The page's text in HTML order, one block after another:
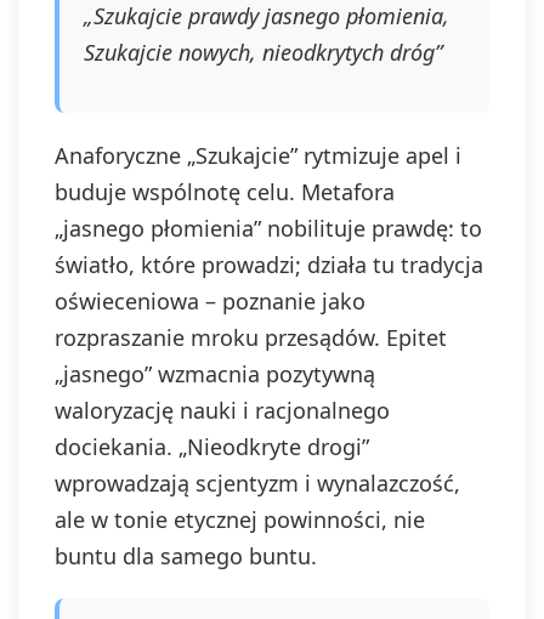
„Szukajcie prawdy jasnego płomienia,
Szukajcie nowych, nieodkrytych dróg”
Anaforyczne „Szukajcie” rytmizuje apel i
buduje wspólnotę celu. Metafora
„jasnego płomienia” nobilituje prawdę: to
światło, które prowadzi; działa tu tradycja
oświeceniowa – poznanie jako
rozpraszanie mroku przesądów. Epitet
„jasnego” wzmacnia pozytywną
waloryzację nauki i racjonalnego
dociekania. „Nieodkryte drogi”
wprowadzają scjentyzm i wynalazczość,
ale w tonie etycznej powinności, nie
buntu dla samego buntu.